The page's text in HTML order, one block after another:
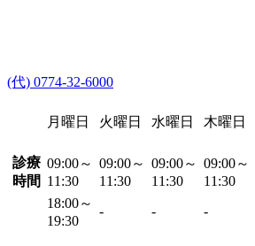
(代) 0774-32-6000
月曜日 火曜日 水曜日 木曜日
診療
時間
09:00～
11:30
09:00～
11:30
09:00～
11:30
09:00～
11:30
18:00～
19:30
- - -